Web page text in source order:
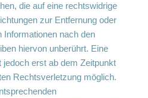
die auf eine rechtswidrige
zur Entfernung oder
Informationen nach den
hiervon unberührt. Eine
erst ab dem Zeitpunkt
Rechtsverletzung möglich.